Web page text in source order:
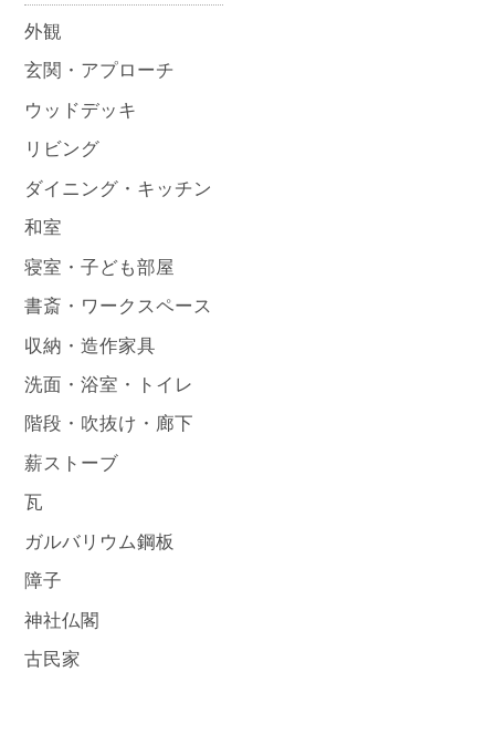
外観
玄関・アプローチ
ウッドデッキ
リビング
ダイニング・キッチン
和室
寝室・子ども部屋
書斎・ワークスペース
収納・造作家具
洗面・浴室・トイレ
階段・吹抜け・廊下
薪ストーブ
瓦
ガルバリウム鋼板
障子
神社仏閣
古民家